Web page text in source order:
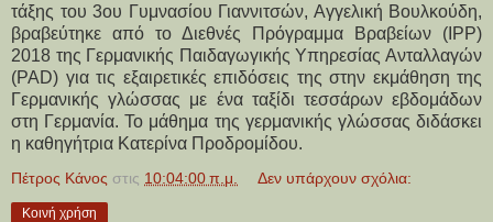
τάξης του 3ου Γυμνασίου Γιαννιτσών, Αγγελική Βουλκούδη,
βραβεύτηκε από το Διεθνές Πρόγραμμα Βραβείων (IPP)
2018 της Γερμανικής Παιδαγωγικής Υπηρεσίας Ανταλλαγών
(PAD) για τις εξαιρετικές επιδόσεις της στην εκμάθηση της
Γερμανικής γλώσσας με ένα ταξίδι τεσσάρων εβδομάδων
στη Γερμανία. Το μάθημα της γερμανικής γλώσσας διδάσκει
η καθηγήτρια Κατερίνα Προδρομίδου.
Πέτρος Κάνος στις 10:04:00 π.μ. Δεν υπάρχουν σχόλια:
Κοινή χρήση